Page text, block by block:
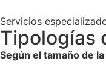
Servicios
Tipologías
Según el tamaño de